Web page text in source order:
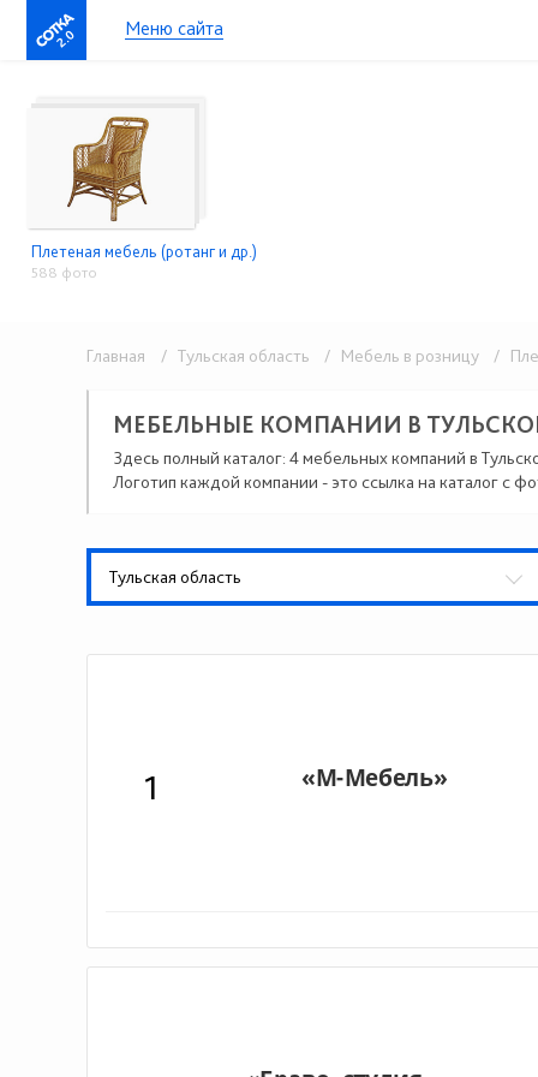
2.0 Меню сайта
Плетеная мебель (ротанг и др.)
588 фото
Главная / Тульская область / Мебель в розницу /
МЕБЕЛЬНЫЕ КОМПАНИИ В
Здесь полный каталог: 4 мебельных компаний в
Логотип каждой компании - это ссылка на каталог с
Тульская область
1